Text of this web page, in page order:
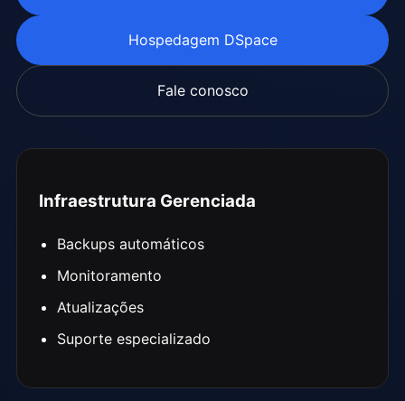
Hospedagem DSpace
Fale conosco
Infraestrutura Gerenciada
Backups automáticos
Monitoramento
Atualizações
Suporte especializado